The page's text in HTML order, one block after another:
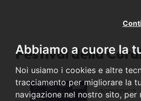
Abbiamo a cuore la
Noi usiamo i cookies e altre
tracciamento per migliorare la
navigazione nel nostro sito, per
Festival della
domenica